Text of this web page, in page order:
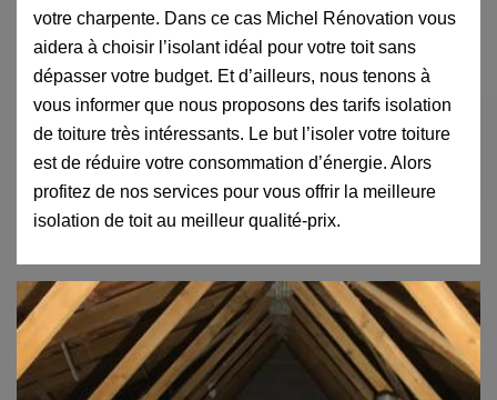
votre charpente. Dans ce cas Michel Rénovation vous
aidera à choisir l’isolant idéal pour votre toit sans
dépasser votre budget. Et d’ailleurs, nous tenons à
vous informer que nous proposons des tarifs isolation
de toiture très intéressants. Le but l’isoler votre toiture
est de réduire votre consommation d’énergie. Alors
profitez de nos services pour vous offrir la meilleure
isolation de toit au meilleur qualité-prix.